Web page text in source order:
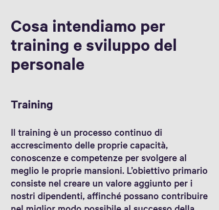
Cosa intendiamo per
training e sviluppo del
personale
Training
Il training è un processo continuo di
accrescimento delle proprie capacità,
conoscenze e competenze per svolgere al
meglio le proprie mansioni. L’obiettivo primario
consiste nel creare un valore aggiunto per i
nostri dipendenti, affinché possano contribuire